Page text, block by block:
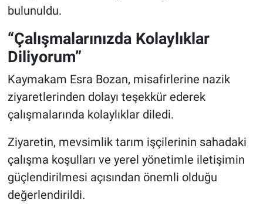
bulunuldu.
“Çalışmalarınızda Kolaylıklar
Diliyorum”
Kaymakam Esra Bozan, misafirlerine nazik
ziyaretlerinden dolayı teşekkür ederek
çalışmalarında kolaylıklar diledi.
Ziyaretin, mevsimlik tarım işçilerinin sahadaki
çalışma koşulları ve yerel yönetimle iletişimin
güçlendirilmesi açısından önemli olduğu
değerlendirildi.
Politika
Magazin
Çevre